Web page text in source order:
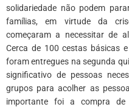
solidariedade não podem
famílias, em virtude da
começaram a necessitar de
Cerca de 100 cestas básicas
foram entregues na segunda
significativo de pessoas
grupos para acolher as
importante foi a compra de